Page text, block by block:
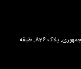
تهران, میدان انقلاب, خیابان کارگر جنوبی بین آذربایجان و جمهوری, پلاک 826, طبقه